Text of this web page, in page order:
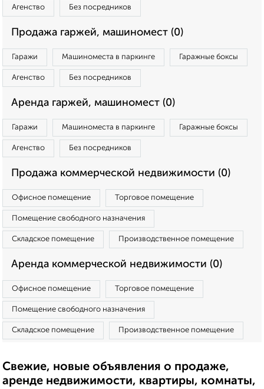
Агенство Без посредников
Продажа гаржей, машиномест (0)
Гаражи Машиноместа в паркинге Гаражные боксы
Агенство Без посредников
Аренда гаржей, машиномест (0)
Гаражи Машиноместа в паркинге Гаражные боксы
Агенство Без посредников
Продажа коммерческой недвижимости (0)
Офисное помещение Торговое помещение
Помещение свободного назначения
Складское помещение Производственное помещение
Аренда коммерческой недвижимости (0)
Офисное помещение Торговое помещение
Помещение свободного назначения
Складское помещение Производственное помещение
Свежие, новые объявления о продаже,
аренде недвижимости, квартиры, комнаты,